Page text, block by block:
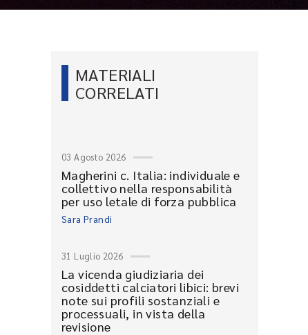
MATERIALI
CORRELATI
03 Agosto 2026
Magherini c. Italia: individuale e
collettivo nella responsabilità
per uso letale di forza pubblica
Sara Prandi
31 Luglio 2026
La vicenda giudiziaria dei
cosiddetti calciatori libici: brevi
note sui profili sostanziali e
processuali, in vista della
revisione